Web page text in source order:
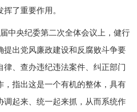
了重要作用。
中央纪委第二次全体会议上，健行
提出党风廉政建设和反腐败斗争要
律、查办违纪违法案件、纠正部门
，指出这是一个有机的整体，具有
调起来、统一起来抓，从而系统作